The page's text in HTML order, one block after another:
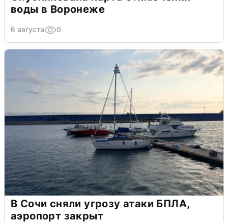
воды в Воронеже
6 августа 0
В Сочи сняли угрозу атаки БПЛА,
аэропорт закрыт